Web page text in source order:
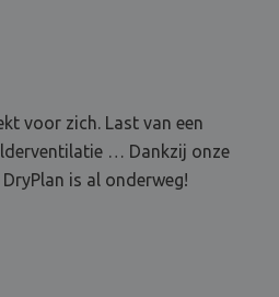
voor zich. Last van een
… Dankzij onze
is al onderweg!